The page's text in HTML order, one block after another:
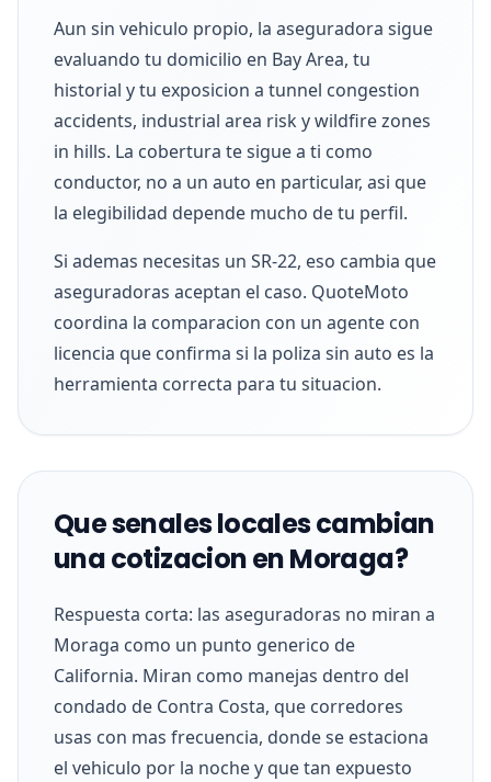
Aun sin vehiculo propio, la aseguradora sigue
evaluando tu domicilio en Bay Area, tu
historial y tu exposicion a tunnel congestion
accidents, industrial area risk y wildfire zones
in hills. La cobertura te sigue a ti como
conductor, no a un auto en particular, asi que
la elegibilidad depende mucho de tu perfil.
Si ademas necesitas un SR-22, eso cambia que
aseguradoras aceptan el caso. QuoteMoto
coordina la comparacion con un agente con
licencia que confirma si la poliza sin auto es la
herramienta correcta para tu situacion.
Que senales locales cambian
una cotizacion en Moraga?
Respuesta corta: las aseguradoras no miran a
Moraga como un punto generico de
California. Miran como manejas dentro del
condado de Contra Costa, que corredores
usas con mas frecuencia, donde se estaciona
el vehiculo por la noche y que tan expuesto